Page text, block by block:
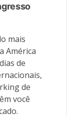
mais
América
de
de
você